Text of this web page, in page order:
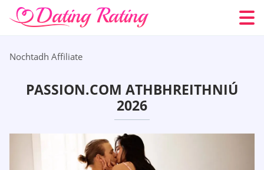
Nochtadh Affiliate
PASSION.COM ATHBHREITHNIÚ
2026